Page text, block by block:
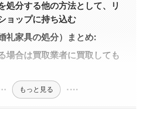
処分する他の方法として、リ
ョップに持ち込む
礼家具の処分）まとめ:
場合は買取業者に買取しても
もっと見る